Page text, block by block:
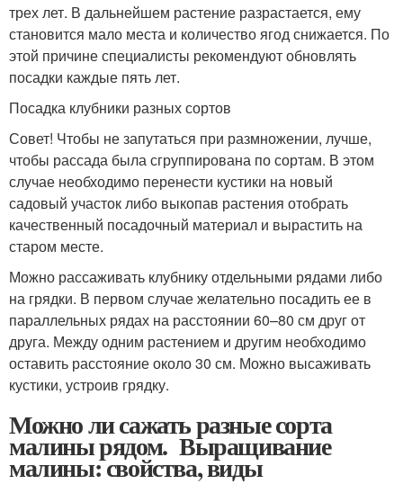
трех лет. В дальнейшем растение разрастается, ему
становится мало места и количество ягод снижается. По
этой причине специалисты рекомендуют обновлять
посадки каждые пять лет.
Посадка клубники разных сортов
Совет! Чтобы не запутаться при размножении, лучше,
чтобы рассада была сгруппирована по сортам. В этом
случае необходимо перенести кустики на новый
садовый участок либо выкопав растения отобрать
качественный посадочный материал и вырастить на
старом месте.
Можно рассаживать клубнику отдельными рядами либо
на грядки. В первом случае желательно посадить ее в
параллельных рядах на расстоянии 60–80 см друг от
друга. Между одним растением и другим необходимо
оставить расстояние около 30 см. Можно высаживать
кустики, устроив грядку.
Можно ли сажать разные сорта
малины рядом. Выращивание
малины: свойства, виды